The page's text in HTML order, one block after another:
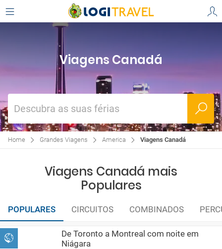
Viagens Canadá
Descubra as suas férias
Home Grandes Viagens America Viagens Canadá
Viagens Canadá mais
Populares
POPULARES CIRCUITOS COMBINADOS
De Toronto a Montreal com noite em
Niágara